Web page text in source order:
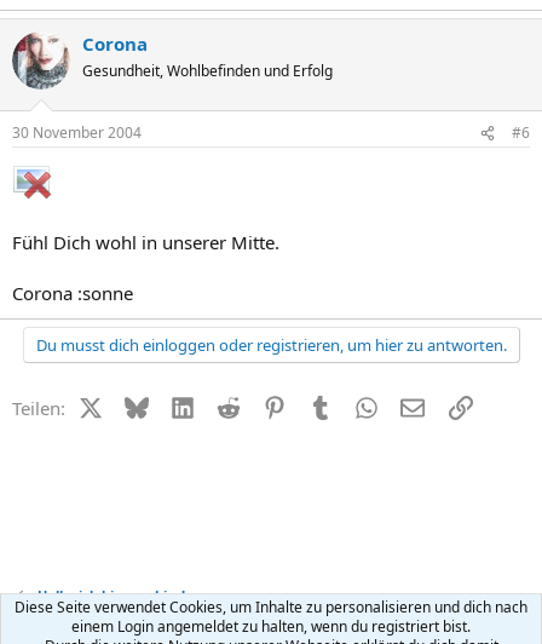
Corona
Gesundheit, Wohlbefinden und Erfolg
30 November 2004 #6
Fühl Dich wohl in unserer Mitte.
Corona :sonne
Du musst dich einloggen oder registrieren, um hier zu antworten.
Teilen: X (Twitter)
BlueskyLinkedIn
Reddit PinterestTumblr WhatsApp
E-MailLink
Hallo, ich bin neu hier!
Diese Seite verwendet Cookies, um Inhalte zu personalisieren und dich nach
einem Login angemeldet zu halten, wenn du registriert bist.